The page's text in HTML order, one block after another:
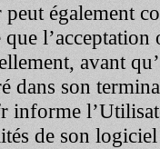
également
avant
dans son
informe
de son